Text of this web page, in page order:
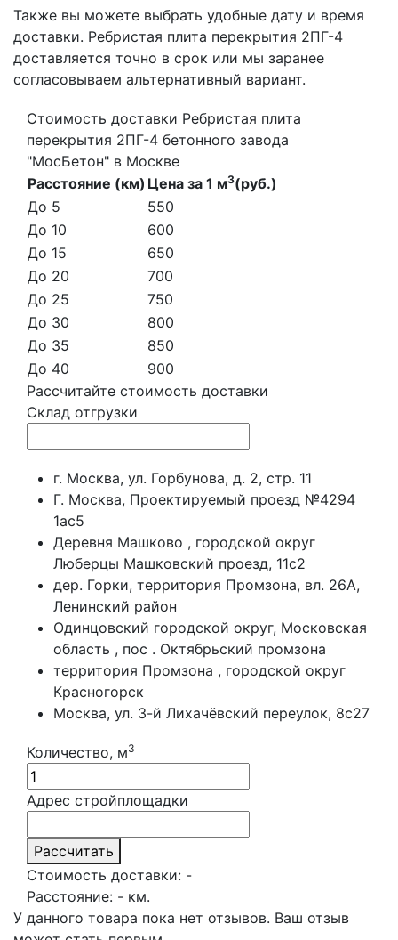
Также вы можете выбрать удобные дату и время
доставки. Ребристая плита перекрытия 2ПГ-4
доставляется точно в срок или мы заранее
согласовываем альтернативный вариант.
Стоимость доставки Ребристая плита
перекрытия 2ПГ-4 бетонного завода
"МосБетон" в Москве
Расстояние (км) Цена за 1 м3(руб.)
До 5
550
До 10
600
До 15
650
До 20
700
До 25
750
До 30
800
До 35
850
До 40
900
Рассчитайте стоимость доставки
Склад отгрузки
г. Москва, ул. Горбунова, д. 2, стр. 11
Г. Москва, Проектируемый проезд №4294
1ас5
Деревня Машково , городской округ
Люберцы Машковский проезд, 11с2
дер. Горки, территория Промзона, вл. 26А,
Ленинский район
Одинцовский городской округ, Московская
область , пос . Октябрьский промзона
территория Промзона , городской округ
Красногорск
Москва, ул. 3-й Лихачёвский переулок, 8с27
Количество, м3
Адрес стройплощадки
Рассчитать
Стоимость доставки: -
Расстояние: - км.
У данного товара пока нет отзывов. Ваш отзыв